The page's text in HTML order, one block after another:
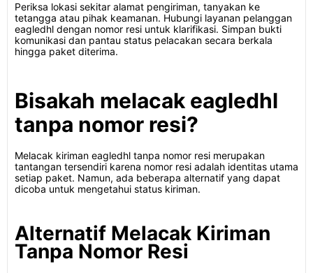
Periksa lokasi sekitar alamat pengiriman, tanyakan ke
tetangga atau pihak keamanan. Hubungi layanan pelanggan
eagledhl dengan nomor resi untuk klarifikasi. Simpan bukti
komunikasi dan pantau status pelacakan secara berkala
hingga paket diterima.
Bisakah melacak eagledhl
tanpa nomor resi?
Melacak kiriman eagledhl tanpa nomor resi merupakan
tantangan tersendiri karena nomor resi adalah identitas utama
setiap paket. Namun, ada beberapa alternatif yang dapat
dicoba untuk mengetahui status kiriman.
Alternatif Melacak Kiriman
Tanpa Nomor Resi